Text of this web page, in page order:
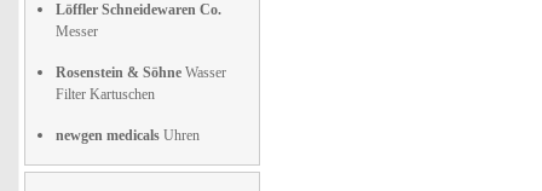
Löffler Schneidewaren Co.
Messer
Rosenstein & Söhne Wasser
Filter Kartuschen
newgen medicals Uhren